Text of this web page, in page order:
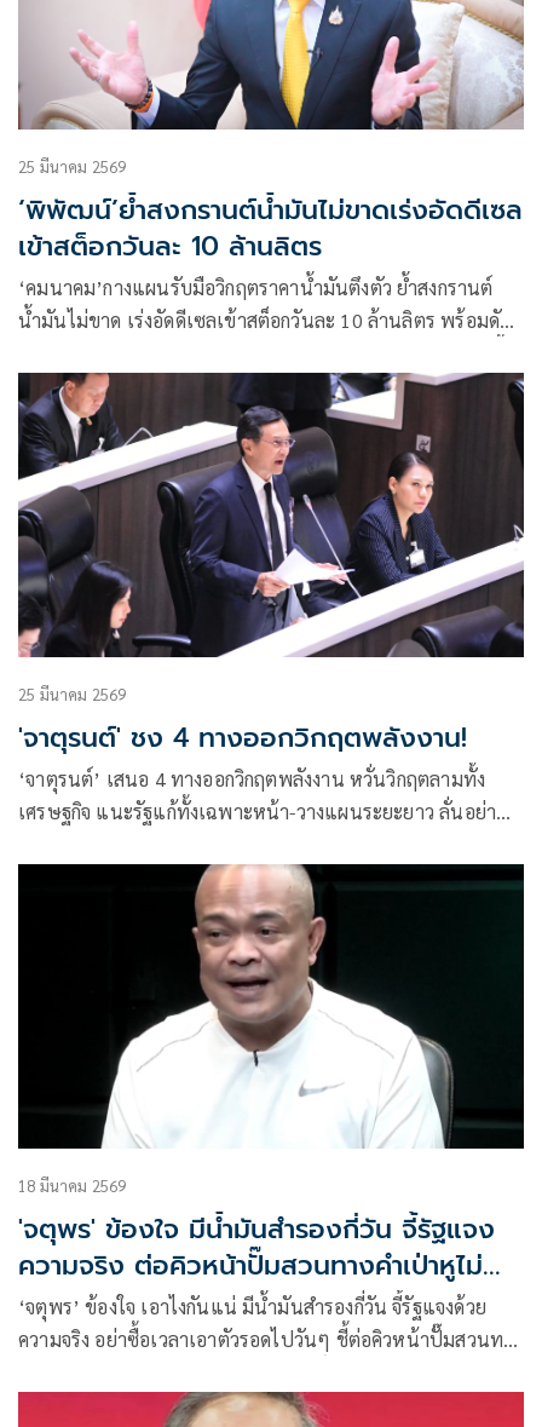
25 มีนาคม 2569
‘พิพัฒน์’ย้ำสงกรานต์น้ำมันไม่ขาดเร่งอัดดีเซล
เข้าสต็อกวันละ 10 ล้านลิตร
‘คมนาคม’กางแผนรับมือวิกฤตราคาน้ำมันตึงตัว ย้ำสงกรานต์
น้ำมันไม่ขาด เร่งอัดดีเซลเข้าสต็อกวันละ 10 ล้านลิตร พร้อมดัน
ย้ำยังตรึงค่าโดยสารทุกระบบทั่วประเทศ
25 มีนาคม 2569
'จาตุรนต์' ชง 4 ทางออกวิกฤตพลังงาน!
‘จาตุรนต์’ เสนอ 4 ทางออกวิกฤตพลังงาน หวั่นวิกฤตลามทั้ง
เศรษฐกิจ แนะรัฐแก้ทั้งเฉพาะหน้า-วางแผนระยะยาว ลั่นอย่า
18 มีนาคม 2569
'จตุพร' ข้องใจ มีน้ำมันสำรองกี่วัน จี้รัฐแจง
ความจริง ต่อคิวหน้าปั๊มสวนทางคำเป่าหูไม่
ขาดแคลน
‘จตุพร’ ข้องใจ เอาไงกันแน่ มีน้ำมันสำรองกี่วัน จี้รัฐแจงด้วย
ความจริง อย่าซื้อเวลาเอาตัวรอดไปวันๆ ชี้ต่อคิวหน้าปั๊มสวนทาง
ความคิดแก้ปัญหา ลั่นเรือโนอาห์ช่วยได้ ขอไทยตัดสินให้ดี